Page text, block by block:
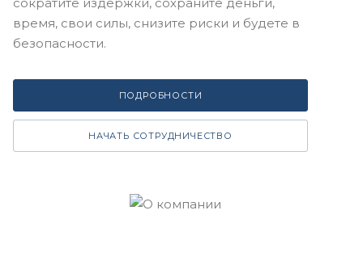
время, свои силы, снизите риски и будете в
безопасности.
ПОДРОБНОСТИ
НАЧАТЬ СОТРУДНИЧЕСТВО